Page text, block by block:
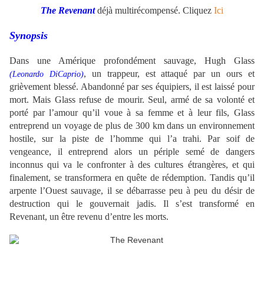
The Revenantdéjà multirécompensé. Cliquez Ici
Synopsis
Dans une Amérique profondément sauvage, Hugh Glass
(Leonardo DiCaprio), un trappeur, est attaqué par un ours et
grièvement blessé. Abandonné par ses équipiers, il est laissé pour
mort. Mais Glass refuse de mourir. Seul, armé de sa volonté et
porté par l’amour qu’il voue à sa femme et à leur fils, Glass
entreprend un voyage de plus de 300 km dans un environnement
hostile, sur la piste de l’homme qui l’a trahi.Par soif de
vengeance, il entreprend alors un périple semé de dangers
inconnus qui va le confronter à des cultures étrangères, et qui
finalement, se transformera en quête de rédemption. Tandis qu’il
arpente l’Ouest sauvage, il se débarrasse peu à peu du désir de
destruction qui le gouvernait jadis. Il s’est transformé en
Revenant, un être revenu d’entre les morts.